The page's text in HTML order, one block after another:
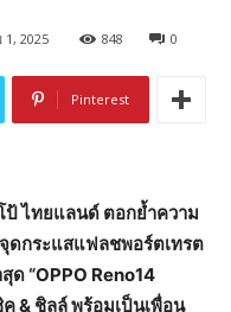
1, 2025 848 0
Pinterest
ไทยแลนด์ ตอกย้ำความ
ดกระแสแฟลชพอร์ตเทรต
“OPPO Reno14
& ชิลล์ พร้อมเป็นเพื่อน